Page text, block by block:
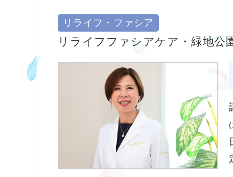
リライフ・ファシア
リライフファシアケア・緑地公